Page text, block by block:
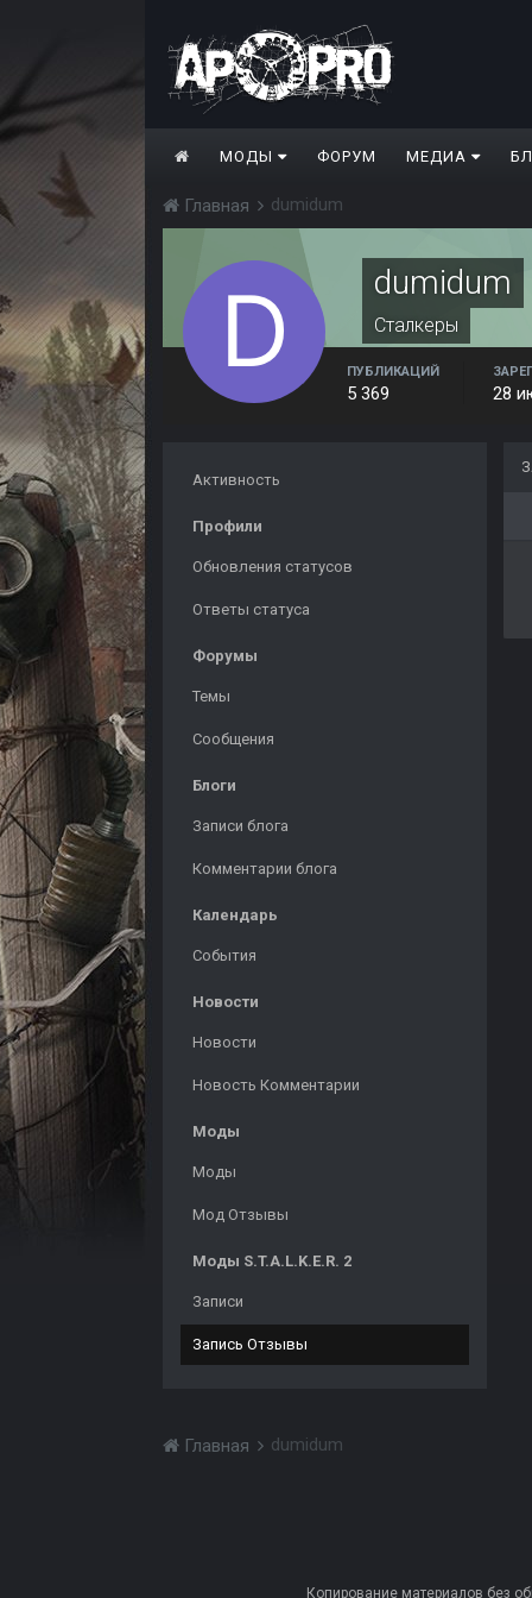
МОДЫ ФОРУМ МЕДИА
Главная dumidum
dumidum
Сталкеры
ПУБЛИКАЦИЙ
5 369 28
Активность
Профили
Обновления статусов
Ответы статуса
Форумы
Темы
Сообщения
Блоги
Записи блога
Комментарии блога
Календарь
События
Новости
Новости
Новость Комментарии
Моды
Моды
Мод Отзывы
Моды S.T.A.L.K.E.R. 2
Записи
Запись Отзывы
Главная dumidum
Копирование материалов без